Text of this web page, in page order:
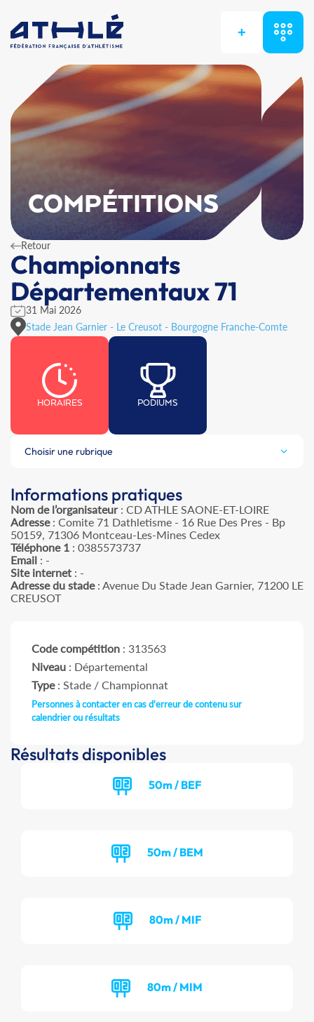
+
COMPÉTITIONS
Retour
Championnats
Départementaux 71
31 Mai 2026
Stade Jean Garnier - Le Creusot - Bourgogne Franche-Comte
HORAIRES PODIUMS
Choisir une rubrique
Informations pratiques
Nom de l’organisateur: CD ATHLE SAONE-ET-LOIRE
Adresse: Comite 71 Dathletisme - 16 Rue Des Pres - Bp
50159, 71306 Montceau-Les-Mines Cedex
Téléphone 1 : 0385573737
Email : -
Site internet : -
Adresse du stade: Avenue Du Stade Jean Garnier, 71200 LE
CREUSOT
Code compétition : 313563
Niveau : Départemental
Type: Stade / Championnat
Personnes à contacter en cas d'erreur de contenu sur
calendrier ou résultats
Résultats disponibles
50m / BEF
50m / BEM
80m / MIF
80m / MIM